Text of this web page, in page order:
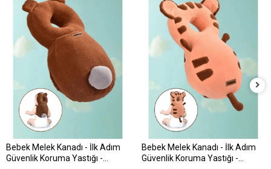
Bebek Melek Kanadı - İlk Adım
Güvenlik Koruma Yastığı -
Bebek Melek Kanadı - İlk Adım
Güvenlik Koruma Yastığı -